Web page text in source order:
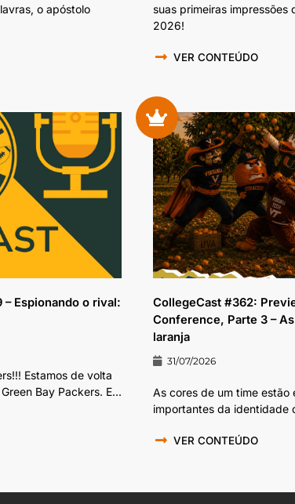
o apóstolo
suas primeiras impressões
2026!
VER CONTEÚDO
– Espionando o rival:
Estamos de volta
Bay Packers. E...
CollegeCast #362:
Conference, Parte 3 –
laranja
31/07/2026
As cores de um time estão
importantes da identidade
VER CONTEÚDO